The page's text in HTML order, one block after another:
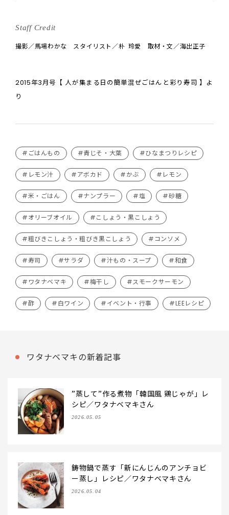
Staff Credit
撮影／馬場わかな スタイリスト／朴 玲愛 取材・文／海出正子
2015年3月号【 人が集まる日の簡単混ぜごはんと彩り寿司 】よ
り
#ごはんもの #青じそ・大葉 #ひなまつりレシピ
#レモン汁 #アボカド #かぶ #レモン
#米・ごはん #ナンプラー #塩 #砂糖
#オリーブオイル #こしょう・黒こしょう
#粗びきこしょう・粗びき黒こしょう #コンソメ
#寿司 #サラダ #汁もの・スープ #和食
#ワタナベマキ #梅干し #スモークサーモン
#酢 #白ワイン #イベント・行事 #LEEレシピ
ワタナベマキの新着記事
”蒸して”作る煮物「韓国風 鶏じゃが」レ
シピ／ワタナベマキさん
2026.05.05
鋳物鍋で蒸す「新にんじんのアンチョビ
ー蒸し」レシピ／ワタナベマキさん
2026.05.04